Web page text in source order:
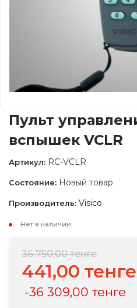
Пульт
вспышек VCLR
Артикул: RС-VCLR
Состояние: Новый товар
Производитель: Visico
Нет в наличии
36 750,00 тенге
441,00 тенге
-36 309,00 тенге